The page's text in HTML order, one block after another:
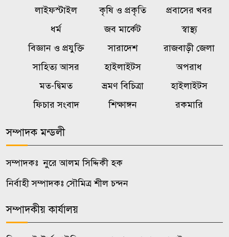
বেনাপোল আন্তর্জাতিক চেকপোস্ট
দুইটি স্বর্ণের বারসহ পাসপোর্টধারী
গণঅভ্যুত্থান দিবসে পবিপ্রবিতে
প্রদর্শনী বিতর্ক
গাঁজাসহ দুই মাদক ব্যবসায়ী আটক
মান্দায় জুলাই গণঅভ্যুত্থান দিবসে
৯
জাবিতে প্রকাশ্যে ঘুরছেন জুলাই
লাইফস্টাইল কৃষি ও প্রকৃতি
প্রবাসের খবর
ধর্ম
জব মার্কেট
স্বাস্থ্য
বিজ্ঞান ও প্রযুক্তি
সারাদেশ
রাজবাড়ী জেলা
সাহিত্য আসর
হাইলাইটস
অপরাধ
মত-দ্বিমত
ভ্রমণ বিচিত্রা
হাইলাইটস
ফিচার সংবাদ
শিক্ষাঙ্গন রকমারি
সম্পাদক মন্ডলী
সম্পাদকঃ নুরে আলম সিদ্দিকী হক
নির্বাহী সম্পাদকঃ সৌমিত্র শীল চন্দন
সম্পাদকীয় কার্যালয়